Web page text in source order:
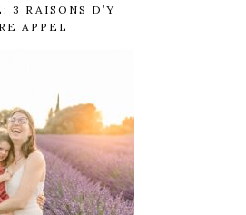
3 RAISONS D’Y
APPEL